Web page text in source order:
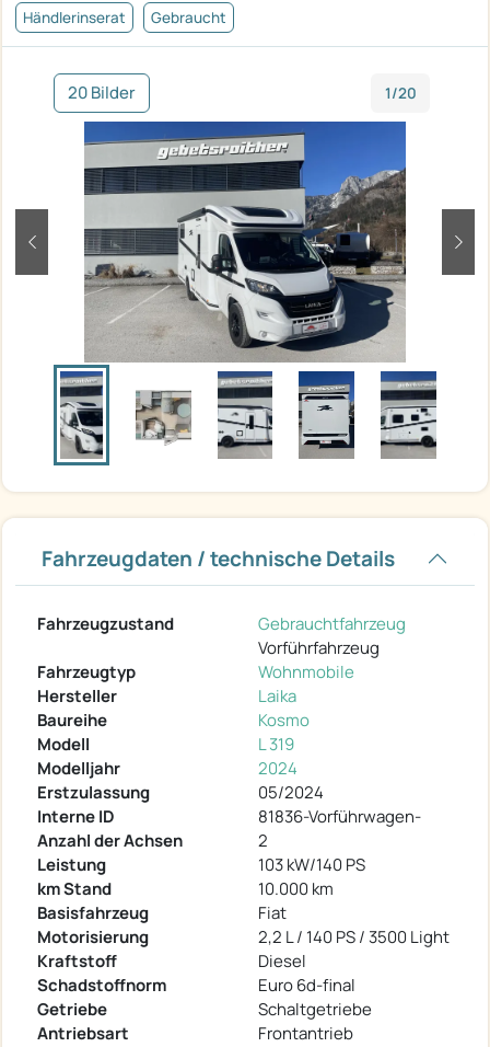
Händlerinserat Gebraucht
20 Bilder 1/20
zurück
Fahrzeugdaten / technische Details
Fahrzeugzustand
Gebrauchtfahrzeug
Vorführfahrzeug
Fahrzeugtyp
Wohnmobile
Hersteller
Laika
Baureihe
Kosmo
Modell
L 319
Modelljahr
2024
Erstzulassung
05/2024
Interne ID
81836-Vorführwagen-
Anzahl der Achsen
2
Leistung
103 kW/140 PS
km Stand
10.000 km
Basisfahrzeug
Fiat
Motorisierung
2,2 L / 140 PS / 3500 Light
Kraftstoff
Diesel
Schadstoffnorm
Euro 6d-final
Getriebe
Schaltgetriebe
Antriebsart
Frontantrieb